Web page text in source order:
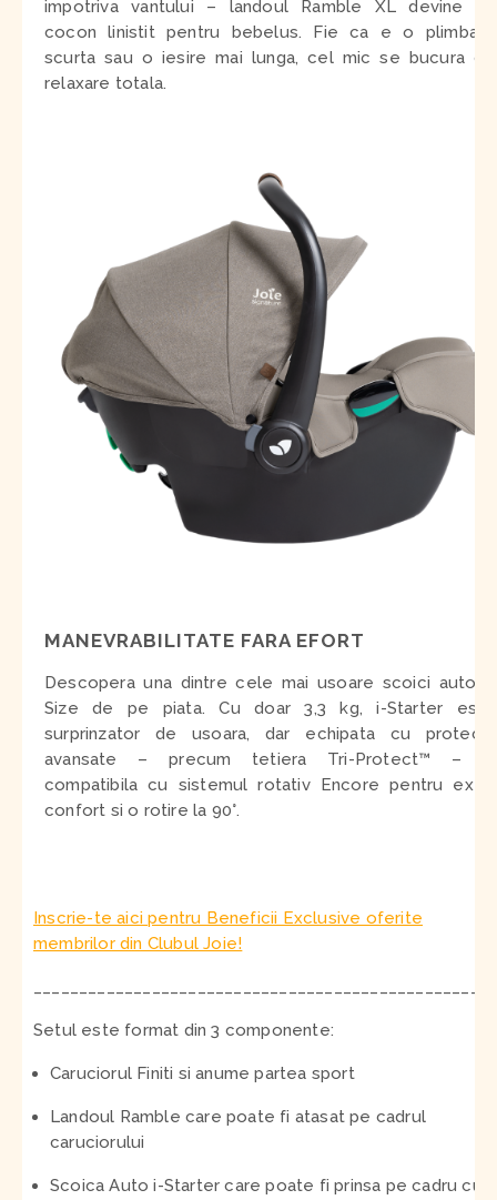
impotriva vantului – landoul Ramble XL devine un
cocon linistit pentru bebelus. Fie ca e o plimbare
scurta sau o iesire mai lunga, cel mic se bucura de
relaxare totala.
MANEVRABILITATE FARA EFORT
Descopera una dintre cele mai usoare scoici auto i-
Size de pe piata. Cu doar 3,3 kg, i-Starter este
surprinzator de usoara, dar echipata cu protectii
avansate – precum tetiera Tri-Protect™ – si
compatibila cu sistemul rotativ Encore pentru extra
confort si o rotire la 90°.
Inscrie-te aici pentru Beneficii Exclusive oferite
membrilor din Clubul Joie!
Setul este format din 3 componente:
Caruciorul Finiti si anume partea sport
Landoul Ramble care poate fi atasat pe cadrul
caruciorului
Scoica Auto i-Starter care poate fi prinsa pe cadru cu